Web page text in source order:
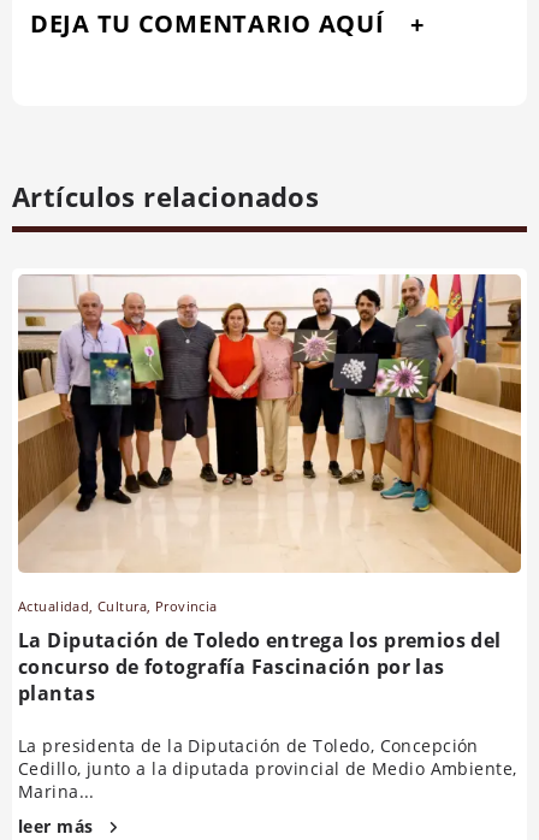
DEJA TU COMENTARIO AQUÍ
Artículos relacionados
Actualidad,Cultura, Provincia
La Diputación de Toledo entrega los premios del
concurso de fotografía Fascinación por las
plantas
La presidenta de la Diputación de Toledo, Concepción
Cedillo, junto a la diputada provincial de Medio Ambiente,
Marina...
leer más